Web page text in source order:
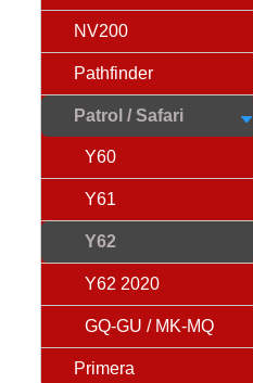
NV200
Pathfinder
Patrol / Safari
Y60
Y61
Y62
Y62 2020
GQ-GU / MK-MQ
Primera